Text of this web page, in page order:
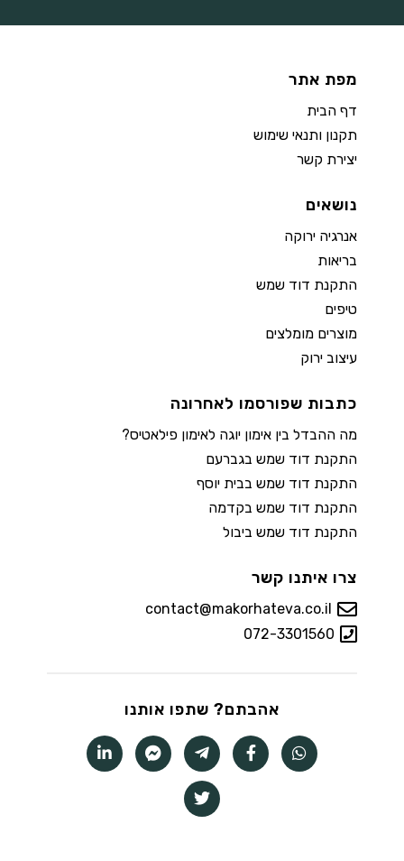
מפת אתר
דף הבית
תקנון ותנאי שימוש
יצירת קשר
נושאים
אנרגיה ירוקה
בריאות
התקנת דוד שמש
טיפים
מוצרים מומלצים
עיצוב ירוק
כתבות שפורסמו לאחרונה
מה ההבדל בין אימון יוגה לאימון פילאטיס?
התקנת דוד שמש בגברעם
התקנת דוד שמש בבית יוסף
התקנת דוד שמש בקדמה
התקנת דוד שמש ביבול
צרו איתנו קשר
contact@makorhateva.co.il
072-3301560
אהבתם? שתפו אותנו